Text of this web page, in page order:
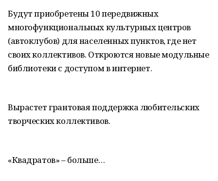
Будут приобретены 10 передвижных
многофункциональных культурных центров
(автоклубов) для населенных пунктов, где нет
своих коллективов. Откроются новые модульные
библиотеки с доступом в интернет.
Вырастет грантовая поддержка любительских
творческих коллективов.
«Квадратов» – больше…